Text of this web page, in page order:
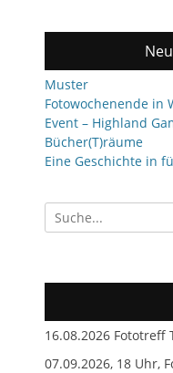
Muster
Fotowochenende in
Event – Highland
Bücher(T)räume
Eine Geschichte in
Suchen
nach:
16.08.2026 Fototreff
07.09.2026, 18 Uhr,